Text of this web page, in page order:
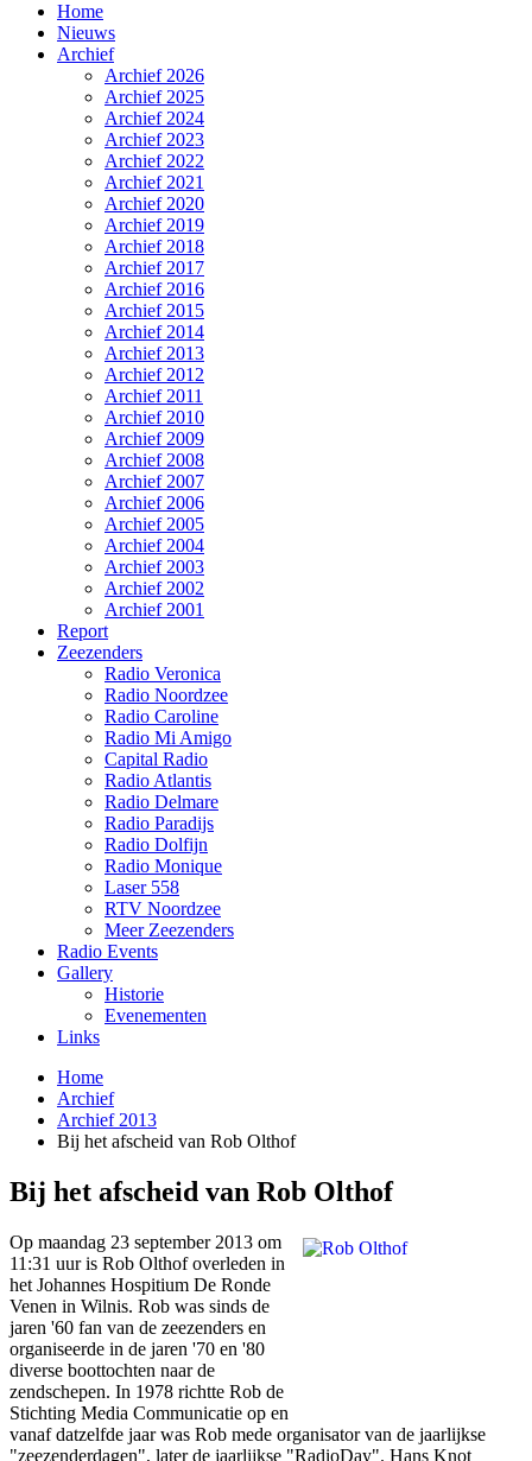
Home
Nieuws
Archief
Archief 2026
Archief 2025
Archief 2024
Archief 2023
Archief 2022
Archief 2021
Archief 2020
Archief 2019
Archief 2018
Archief 2017
Archief 2016
Archief 2015
Archief 2014
Archief 2013
Archief 2012
Archief 2011
Archief 2010
Archief 2009
Archief 2008
Archief 2007
Archief 2006
Archief 2005
Archief 2004
Archief 2003
Archief 2002
Archief 2001
Report
Zeezenders
Radio Veronica
Radio Noordzee
Radio Caroline
Radio Mi Amigo
Capital Radio
Radio Atlantis
Radio Delmare
Radio Paradijs
Radio Dolfijn
Radio Monique
Laser 558
RTV Noordzee
Meer Zeezenders
Radio Events
Gallery
Historie
Evenementen
Links
Home
Archief
Archief 2013
Bij het afscheid van Rob Olthof
Bij het afscheid van Rob Olthof
Op maandag 23 september 2013 om
11:31 uur is Rob Olthof overleden in
het Johannes Hospitium De Ronde
Venen in Wilnis. Rob was sinds de
jaren '60 fan van de zeezenders en
organiseerde in de jaren '70 en '80
diverse boottochten naar de
zendschepen. In 1978 richtte Rob de
Stichting Media Communicatie op en
vanaf datzelfde jaar was Rob mede organisator van de jaarlijkse
"zeezenderdagen", later de jaarlijkse "RadioDay". Hans Knot